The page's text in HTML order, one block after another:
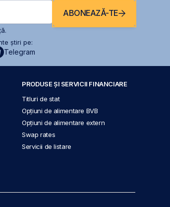
ABONEAZĂ-TE
știri pe:
Telegram
PRODUSE ȘI SERVICII FINANCIARE
Titluri de stat
Opțiuni de alimentare BVB
Opțiuni de alimentare extern
Swap rates
Servicii de listare